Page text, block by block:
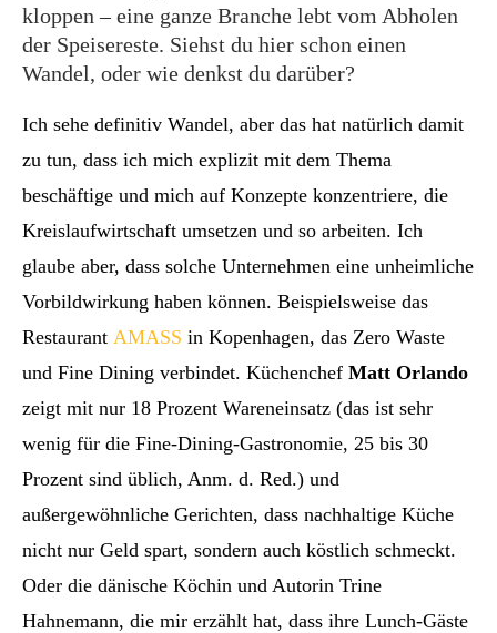
kloppen – eine ganze Branche lebt vom Abholen
der Speisereste. Siehst du hier schon einen
Wandel, oder wie denkst du darüber?
Ich sehe definitiv Wandel, aber das hat natürlich damit
zu tun, dass ich mich explizit mit dem Thema
beschäftige und mich auf Konzepte konzentriere, die
Kreislaufwirtschaft umsetzen und so arbeiten. Ich
glaube aber, dass solche Unternehmen eine unheimliche
Vorbildwirkung haben können. Beispielsweise das
Restaurant AMASS in Kopenhagen, das Zero Waste
und Fine Dining verbindet. Küchenchef Matt Orlando
zeigt mit nur 18 Prozent Wareneinsatz (das ist sehr
wenig für die Fine-Dining-Gastronomie, 25 bis 30
Prozent sind üblich, Anm. d. Red.) und
außergewöhnliche Gerichten, dass nachhaltige Küche
nicht nur Geld spart, sondern auch köstlich schmeckt.
Oder die dänische Köchin und Autorin Trine
Hahnemann, die mir erzählt hat, dass ihre Lunch-Gäste